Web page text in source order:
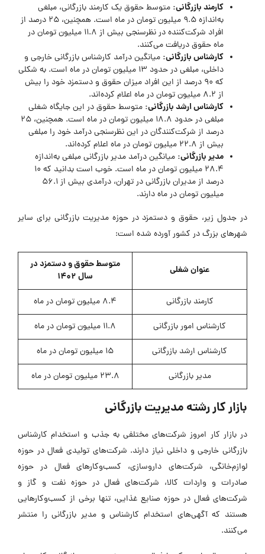
کارمند بازرگانی: متوسط حقوق یک کارمند بازرگانی، مبلغی
به‌اندازه 9.5 میلیون تومان در ماه است. همچنین، 25 درصد از
افراد شرکت‌کننده در نظرسنجی بیش از 11.8 میلیون تومان در
ماه حقوق دریافت می‌کنند.
کارشناس بازرگانی: میانگین درآمد کارشناس بازرگانی خارجی و
داخلی، مبلغی در حدود 13 میلیون تومان در ماه است. به شکلی
که 90 درصد از این افراد میزان حقوق و دستمزد خود را بیش
از 8.2 میلیون تومان در ماه اعلام کرده‌اند.
کارشناس ارشد بازرگانی: متوسط حقوق در این جایگاه شغلی
مبلغی در حدود 18.8 میلیون تومان در ماه است. همچنین، 25
درصد از شرکت‌کنندگان در این نظرسنجی درآمد خود را مبلغی
بیش از 22.8 میلیون تومان در ماه اعلام کرده‌اند.
مدیر بازرگانی: میانگین درآمد مدیر بازرگانی مبلغی به‌اندازه
28.4 میلیون تومان در ماه است. خوب است بدانید که 10
درصد از مدیران بازرگانی در تهران، درآمدی بیش از 56.1
میلیون تومان در ماه دارند.
در جدول زیر، حقوق و دستمزد در حوزه مدیریت بازرگانی برای سایر
شهرهای بزرگ در کشور آورده شده است:
عنوان شغلی
متوسط حقوق و دستمزد در
سال 1402
کارمند بازرگانی
8.4 میلیون تومان در ماه
کارشناس امور بازرگانی
11.8 میلیون تومان در ماه
کارشناس ارشد بازرگانی
15 میلیون تومان در ماه
مدیر بازرگانی
23.8 میلیون تومان در ماه
بازار کار رشته مدیریت بازرگانی
در بازار کار امروز شرکت‌های مختلفی به جذب و استخدام کارشناس
بازرگانی خارجی و داخلی نیاز دارند. شرکت‌های تولیدی فعال در حوزه
لوازم‌خانگی، شرکت‌های داروسازی، کسب‌وکارهای فعال در حوزه
صادرات و واردات کالا، شرکت‌های فعال در حوزه نفت و گاز و
شرکت‌های فعال در حوزه صنایع غذایی، تنها برخی از کسب‌وکارهایی
هستند که آگهی‌های استخدام کارشناس و مدیر بازرگانی را منتشر
می‌کنند.